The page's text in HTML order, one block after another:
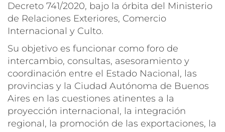
Decreto 741/2020, bajo la órbita del Ministerio
de Relaciones Exteriores, Comercio
Internacional y Culto.
Su objetivo es funcionar como foro de
intercambio, consultas, asesoramiento y
coordinación entre el Estado Nacional, las
provincias y la Ciudad Autónoma de Buenos
Aires en las cuestiones atinentes a la
proyección internacional, la integración
regional, la promoción de las exportaciones, la